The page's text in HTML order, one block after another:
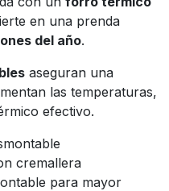
en una prenda
del año.
aseguran una
las temperaturas,
efectivo.
cremallera
para mayor